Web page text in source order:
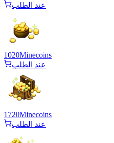
عند الطلب
1020Minecoins
عند الطلب
1720Minecoins
عند الطلب